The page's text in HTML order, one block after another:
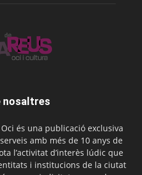
nosaltres
és una publicació exclusiva
amb més de 10 anys de
l’activitat d’interès lúdic que
i institucions de la ciutat